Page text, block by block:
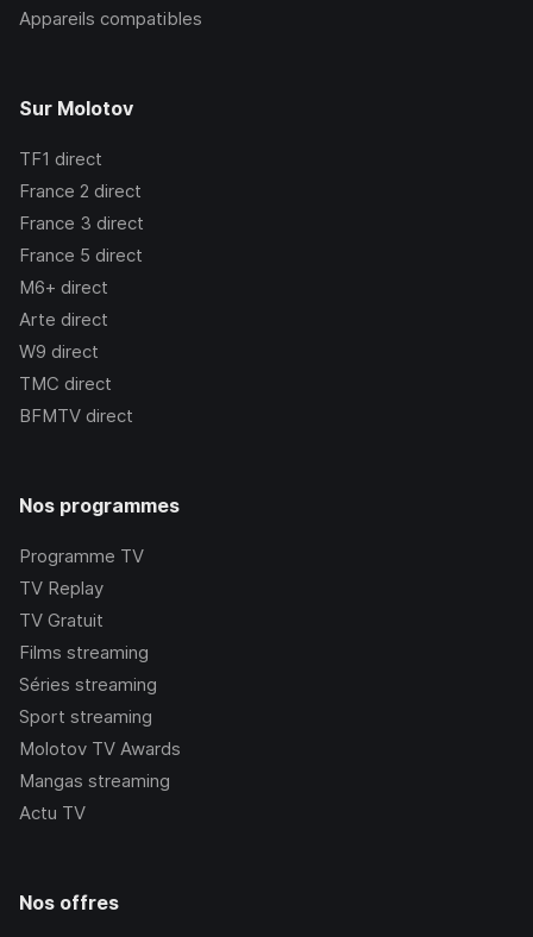
Appareils compatibles
Sur Molotov
TF1 direct
France 2 direct
France 3 direct
France 5 direct
M6+ direct
Arte direct
W9 direct
TMC direct
BFMTV direct
Nos programmes
Programme TV
TV Replay
TV Gratuit
Films streaming
Séries streaming
Sport streaming
Molotov TV Awards
Mangas streaming
Actu TV
Nos offres